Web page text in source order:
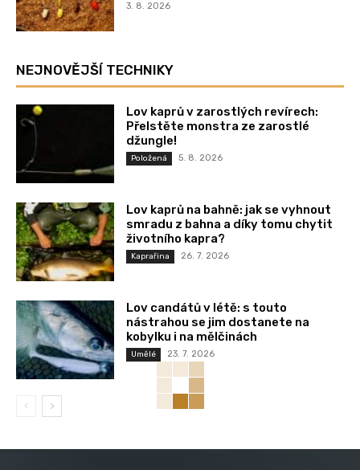
3. 8. 2026
NEJNOVĚJŠÍ TECHNIKY
Lov kaprů v zarostlých revírech:
Přelstěte monstra ze zarostlé
džungle!
Položená 5. 8. 2026
Lov kaprů na bahně: jak se vyhnout
smradu z bahna a díky tomu chytit
životního kapra?
Kaprařina 26. 7. 2026
Lov candátů v létě: s touto
nástrahou se jim dostanete na
kobylku i na mělčinách
Umělé 23. 7. 2026